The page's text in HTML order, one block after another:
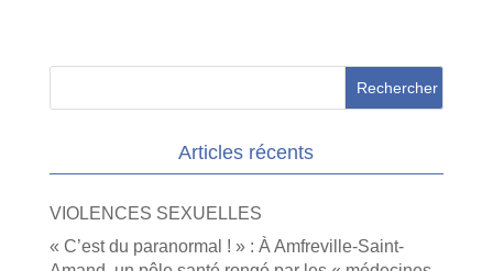
Articles récents
VIOLENCES SEXUELLES
« C’est du paranormal ! » : À Amfreville-Saint-